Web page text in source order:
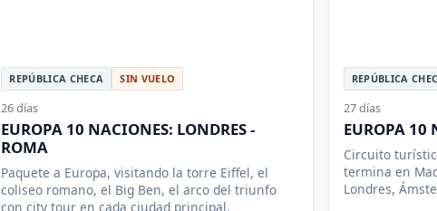
REPÚBLICA CHECA SIN VUELO
26 días
EUROPA 10 NACIONES: LONDRES -
ROMA
Paquete a Europa, visitando la torre Eiffel, el
coliseo romano, el Big Ben, el arco del triunfo
con city tour en cada ciudad principal.
REPÚBLICA
27 días
EUROPA 10
Circuito
termina en
Londres,